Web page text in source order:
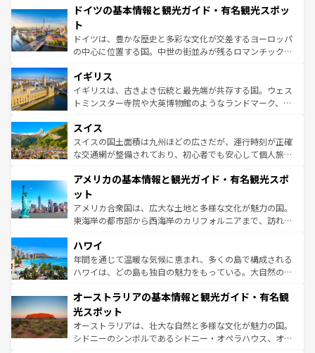
せる。地方によって風土や気候が異なるスペインはその個
ンテンツ一覧 を参照してほしい。
で、幅広い魅力が詰まっている。華麗な宮殿、歴史的な大
聖堂、美しいビーチ、そして豊かな自然が、訪れる者を心
から魅了する。また、フランスは美食の国としても知ら
れ、フランス料理はユネスコ無形文化遺産にも登録されて
香り高いラベンダー畑など、多彩な楽しみ方が可能だ。さ
らに、パリ以外の地域にも魅力が溢れており、どの街角に
も豊かな歴史と文化が息づいている。パリ以外の個性あふ
を参照してほしい。
ドイツの基本情報と観光ガイド・有名観光スポッ
ト
ドイツは、豊かな歴史と多彩な文化が交差するヨーロッパ
の中心に位置する国。中世の街並みが残るロマンチック街
顔を持つこの国は、どこを歩いても飽きることがない。ベ
ルリンの文化的活気、バイエルン州のアルプスの絶景、そ
してライン川沿いのワイン畑といった風景は必見。ビール
は、お酒好きな人にはぜひ体験してほしい。 なお、新着の
ドイツ情報はコンテンツ一覧を参照してほしい。
イギリス
イギリスは、古きよき伝統と最先端が共存する国。ウェス
トミンスター寺院や大英博物館のようなランドマーク、歴
リアごとに異なる魅力がある。また、優雅なアフタヌーン
ティー、ビール好きにはたまらない英国パブ、サッカー観
戦など、本場だからこそできる体験も豊富。イギリスを旅
ンツ一覧を参照してほしい。
スイス
スイスの国土面積は九州ほどの広さだが、運行時刻が正確
な交通網が整備されており、初心者でも安心して個人旅行
の建物がそのまま残る町や、スイスならではのユニークな
博物館もあり、アルプス観光だけでなく町歩きも満喫する
ことができる。国民の所得が高いため物価も高いが、旅行
者向けの交通パス提供のサービスもあり、うまく活用すれ
着のスイス情報は
アメリカの基本情報と観光ガイド・有名観光スポ
ット
アメリカ合衆国は、広大な土地と多様な文化が魅力の国。
東海岸の都市部から西海岸のカリフォルニアまで、訪れる
のような巨大都市は、観光、ショッピング、エンターテイ
ンメントが詰まった刺激的なスポットだ。一方、アメリカ
西部には大自然が広がり、グランドキャニオンやイエロー
部のニューオーリンズでは、音楽と美食が融合した独特の
文化が魅力。旅行者はアメリカの各地域で異なる魅力を楽
しみながら、その多様性と豊かな歴史を感じることができ
るだろう。車でのロードトリップや列車の旅も、アメリカ
ハワイ
年間を通じて温暖な気候に恵まれ、多くの島で構成される
ハワイは、どの島も独自の魅力をもっている。大自然の神
ワイ島は見逃せない。また、定番の観光地といえばオアフ
島だが、静かな自然を求めるならマウイ島やカウアイ島が
おすすめ。エメラルドグリーンに輝く海をはじめ、豊かな
文化や歴史が息づいている。「アロハスピリット」と呼ば
オーストラリアの基本情報と観光ガイド・有名観
光スポット
オーストラリアは、壮大な自然と多様な文化が魅力の国。
シドニーのシンボルであるシドニー・オペラハウス、オー